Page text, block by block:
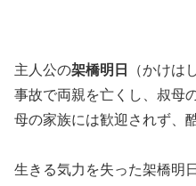
主人公の架橋明日
（かけは
事故で両親を亡くし、叔母
母の家族には歓迎されず、
生きる気力を失った架橋明日